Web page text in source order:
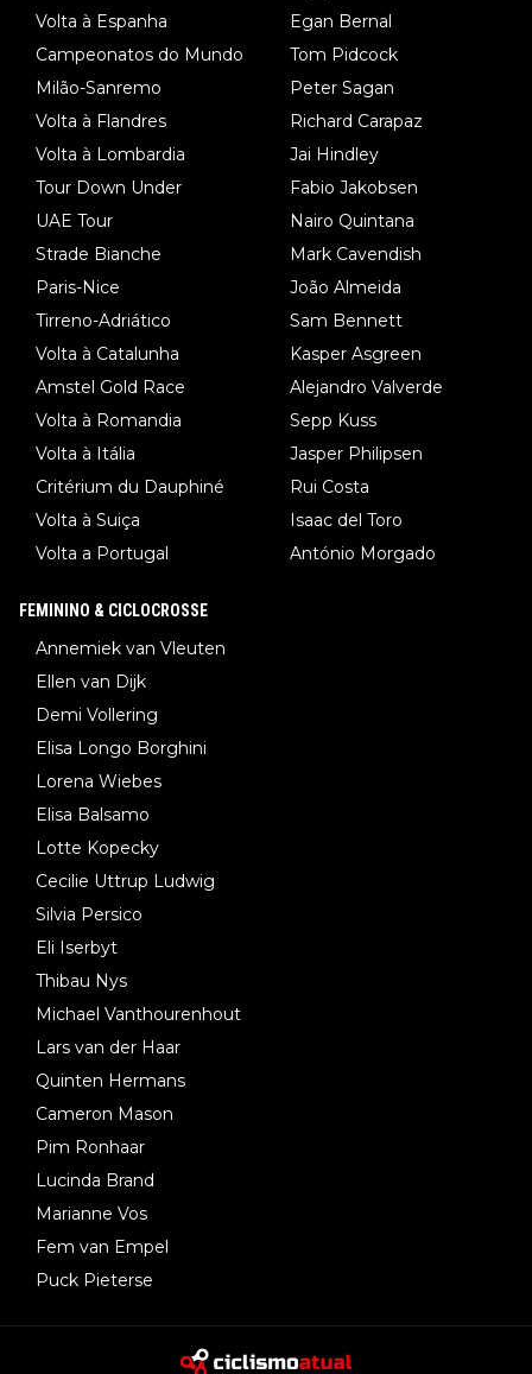
Volta à Espanha
Campeonatos do Mundo
Milão-Sanremo
Volta à Flandres
Volta à Lombardia
Tour Down Under
UAE Tour
Strade Bianche
Paris-Nice
Tirreno-Adriático
Volta à Catalunha
Amstel Gold Race
Volta à Romandia
Volta à Itália
Critérium du Dauphiné
Volta à Suiça
Volta a Portugal
Egan Bernal
Tom Pidcock
Peter Sagan
Richard Carapaz
Jai Hindley
Fabio Jakobsen
Nairo Quintana
Mark Cavendish
João Almeida
Sam Bennett
Kasper Asgreen
Alejandro Valverde
Sepp Kuss
Jasper Philipsen
Rui Costa
Isaac del Toro
António Morgado
FEMININO & CICLOCROSSE
Annemiek van Vleuten
Ellen van Dijk
Demi Vollering
Elisa Longo Borghini
Lorena Wiebes
Elisa Balsamo
Lotte Kopecky
Cecilie Uttrup Ludwig
Silvia Persico
Eli Iserbyt
Thibau Nys
Michael Vanthourenhout
Lars van der Haar
Quinten Hermans
Cameron Mason
Pim Ronhaar
Lucinda Brand
Marianne Vos
Fem van Empel
Puck Pieterse